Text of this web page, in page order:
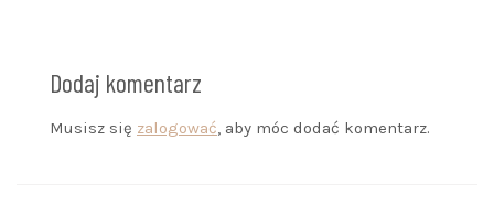
Dodaj komentarz
Musisz się zalogować, aby móc dodać komentarz.